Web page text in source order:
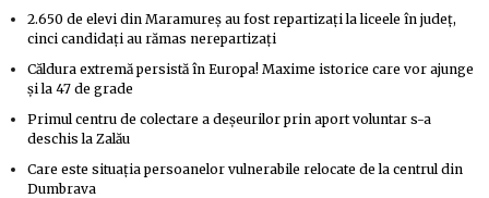
2.650 de elevi din Maramureș au fost repartizați la liceele în județ,
cinci candidați au rămas nerepartizați
Căldura extremă persistă în Europa! Maxime istorice care vor ajunge
şi la 47 de grade
Primul centru de colectare a deșeurilor prin aport voluntar s-a
deschis la Zalău
Care este situația persoanelor vulnerabile relocate de la centrul din
Dumbrava